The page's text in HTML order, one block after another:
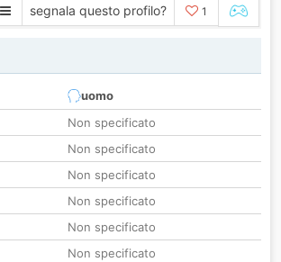
segnala questo profilo? 1
uomo
Non specificato
Non specificato
Non specificato
Non specificato
Non specificato
Non specificato